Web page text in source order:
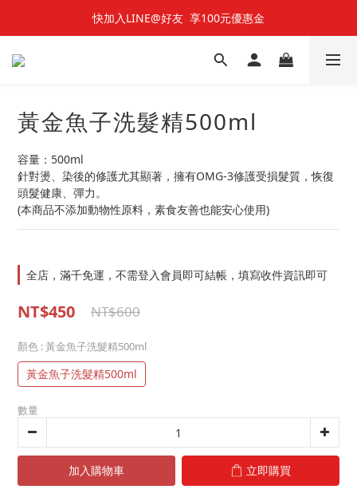
快加入LINE@好友  享100元優惠金
快加入LINE@好友  享100元優惠金
七夕對對碰 🌹 雙雙對對66折
黃金魚子洗髮精500ml
容量：500ml
針對燙、染後的修護尤其顯著，擁有OMG-3修護受損髮質，恢復
頭髮健康、彈力。
(本商品不添加動物性原料，素食友善也能安心使用)
全店，滿千免運，不需登入會員即可結帳，填寫收件資訊即可
NT$450 NT$600
顏色 : 黃金魚子洗髮精500ml
黃金魚子洗髮精500ml
數量
加入購物車 立即購買